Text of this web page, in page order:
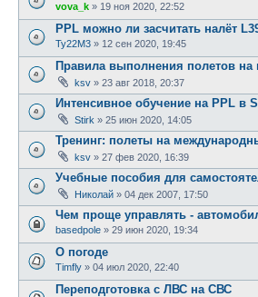
vova_k » 19 ноя 2020, 22:52
PPL можно ли засчитать налёт
Ty22M3 » 12 сен 2020, 19:45
Правила выполнения полетов
ksv » 23 авг 2018, 20:37
Интенсивное обучение на PPL в
Stirk » 25 июн 2020, 14:05
Тренинг: полеты на
ksv » 27 фев 2020, 16:39
Учебные пособия для
Николай » 04 дек 2007, 17:50
Чем проще управлять -
basedpole » 29 июн 2020, 19:34
О погоде
Timfly » 04 июл 2020, 22:40
Переподготовка с ЛВС на СВС